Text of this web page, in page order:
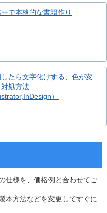
で本格的な書籍作り
たら文字化けする、色が変
処方法
）
仕様を、価格例と合わせてご
本方法などを変更してすぐに